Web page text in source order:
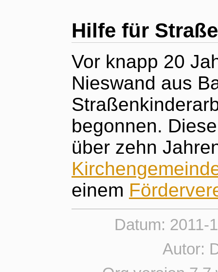
Hilfe für
Vor knapp 20
Nieswand aus
begonnen.
über zehn
einem
Datum: 2011-
Autor: